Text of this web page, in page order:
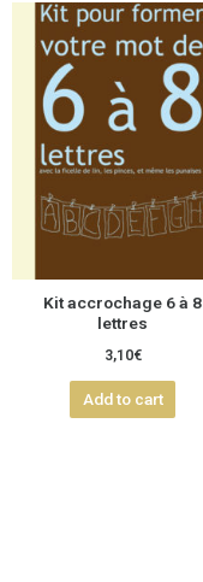
Kit accrochage 6 à 8
lettres
3,10€
Add to cart